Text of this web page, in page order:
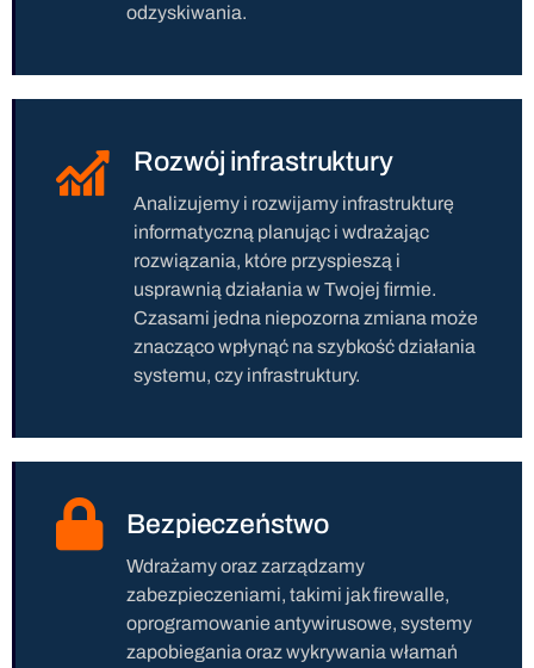
odzyskiwania.
Rozwój infrastruktury
Analizujemy i rozwijamy infrastrukturę
informatyczną planując i wdrażając
rozwiązania, które przyspieszą i
usprawnią działania w Twojej firmie.
Czasami jedna niepozorna zmiana może
znacząco wpłynąć na szybkość działania
systemu, czy infrastruktury.
Bezpieczeństwo
Wdrażamy oraz zarządzamy
zabezpieczeniami, takimi jak firewalle,
oprogramowanie antywirusowe, systemy
zapobiegania oraz wykrywania włamań